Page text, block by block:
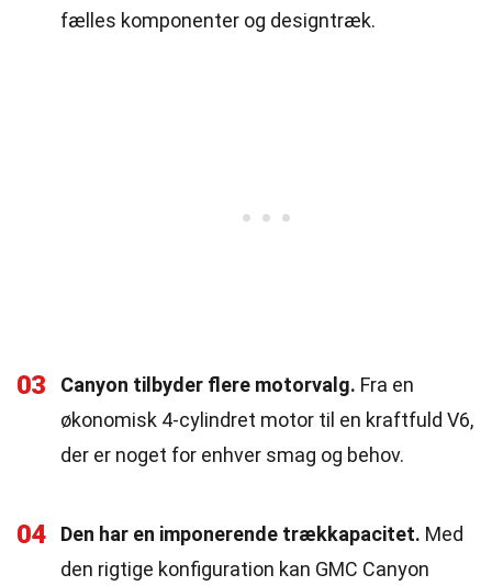
fælles komponenter og designtræk.
03 Canyon tilbyder flere motorvalg. Fra en
økonomisk 4-cylindret motor til en kraftfuld V6,
der er noget for enhver smag og behov.
04 Den har en imponerende trækkapacitet. Med
den rigtige konfiguration kan GMC Canyon